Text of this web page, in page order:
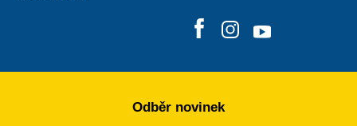
Odběr novinek